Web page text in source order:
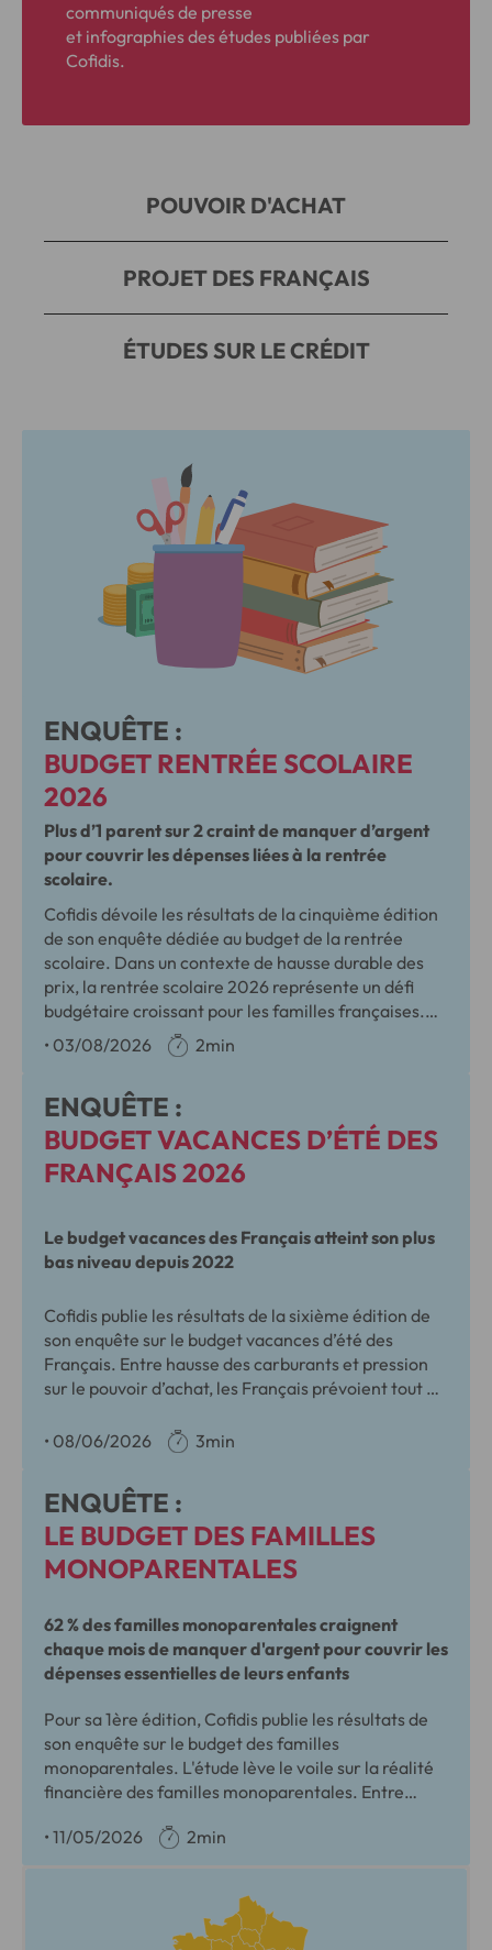
communiqués de presse
et infographies des études publiées par
Cofidis.
POUVOIR D'ACHAT
PROJET DES FRANÇAIS
ÉTUDES SUR LE CRÉDIT
ENQUÊTE :
BUDGET RENTRÉE SCOLAIRE
2026
Plus d’1 parent sur 2 craint de manquer d’argent
pour couvrir les dépenses liées à la rentrée
scolaire.
Cofidis dévoile les résultats de la cinquième édition
de son enquête dédiée au budget de la rentrée
scolaire. Dans un contexte de hausse durable des
prix, la rentrée scolaire 2026 représente un défi
budgétaire croissant pour les familles françaises.
Face à la hausse des dépenses, les familles
renforcent leurs stratégies financières pour
• 03/08/2026 2min
ENQUÊTE :
BUDGET VACANCES D’ÉTÉ DES
FRANÇAIS 2026
Le budget vacances des Français atteint son plus
bas niveau depuis 2022
Cofidis publie les résultats de la sixième édition de
son enquête sur le budget vacances d’été des
Français. Entre hausse des carburants et pression
sur le pouvoir d’achat, les Français prévoient tout de
budget moyen et multiplieront les arbitrages pour
• 08/06/2026 3min
ENQUÊTE :
LE BUDGET DES FAMILLES
MONOPARENTALES
62 % des familles monoparentales craignent
chaque mois de manquer d'argent pour couvrir les
dépenses essentielles de leurs enfants
Pour sa 1ère édition, Cofidis publie les résultats de
son enquête sur le budget des familles
monoparentales. L'étude lève le voile sur la réalité
financière des familles monoparentales. Entre
aux enfants, ces parents vivent avec un budget sous
• 11/05/2026 2min